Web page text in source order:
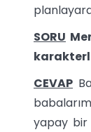
SORU
CEVAP
yapay bir